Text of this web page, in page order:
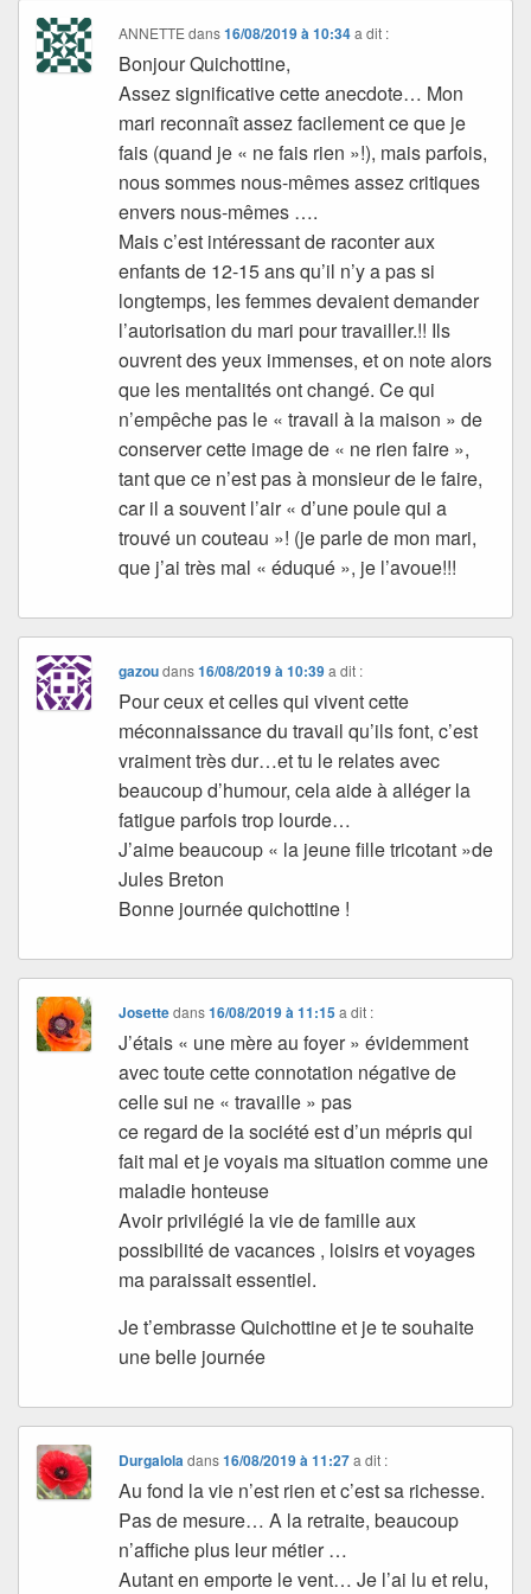
ANNETTE dans16/08/2019 à 10:34 a dit :
Bonjour Quichottine,
Assez significative cette anecdote… Mon
mari reconnaît assez facilement ce que je
fais (quand je « ne fais rien »!), mais parfois,
nous sommes nous-mêmes assez critiques
envers nous-mêmes ….
Mais c’est intéressant de raconter aux
enfants de 12-15 ans qu’il n’y a pas si
longtemps, les femmes devaient demander
l’autorisation du mari pour travailler.!! Ils
ouvrent des yeux immenses, et on note alors
que les mentalités ont changé. Ce qui
n’empêche pas le « travail à la maison » de
conserver cette image de « ne rien faire »,
tant que ce n’est pas à monsieur de le faire,
car il a souvent l’air « d’une poule qui a
trouvé un couteau »! (je parle de mon mari,
que j’ai très mal « éduqué », je l’avoue!!!
gazoudans16/08/2019 à 10:39 a dit :
Pour ceux et celles qui vivent cette
méconnaissance du travail qu’ils font, c’est
vraiment très dur…et tu le relates avec
beaucoup d’humour, cela aide à alléger la
fatigue parfois trop lourde…
J’aime beaucoup « la jeune fille tricotant »de
Jules Breton
Bonne journée quichottine !
Josettedans16/08/2019 à 11:15 a dit :
J’étais « une mère au foyer » évidemment
avec toute cette connotation négative de
celle sui ne « travaille » pas
ce regard de la société est d’un mépris qui
fait mal et je voyais ma situation comme une
maladie honteuse
Avoir privilégié la vie de famille aux
possibilité de vacances , loisirs et voyages
ma paraissait essentiel.
Je t’embrasse Quichottine et je te souhaite
une belle journée
Durgaloladans16/08/2019 à 11:27 a dit :
Au fond la vie n’est rien et c’est sa richesse.
Pas de mesure… A la retraite, beaucoup
n’affiche plus leur métier …
Autant en emporte le vent… Je l’ai lu et relu,